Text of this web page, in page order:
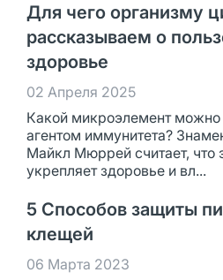
Для чего организму
рассказываем о
здоровье
02 Апреля 2025
Какой микроэлемент можно
агентом иммунитета?
Майкл Мюррей считает, что
укрепляет здоровье и вл...
5 Способов защиты
клещей
06 Марта 2023